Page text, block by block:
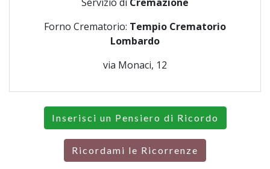
Forno Crematorio: Tempio Crematorio
Lombardo
via Monaci, 12
Inserisci un Pensiero di Ricordo
Ricordami le Ricorrenze